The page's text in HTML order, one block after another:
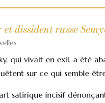
et dissident russe
qui vivait en exil, a été
sur ce qui semble
satirique incisif